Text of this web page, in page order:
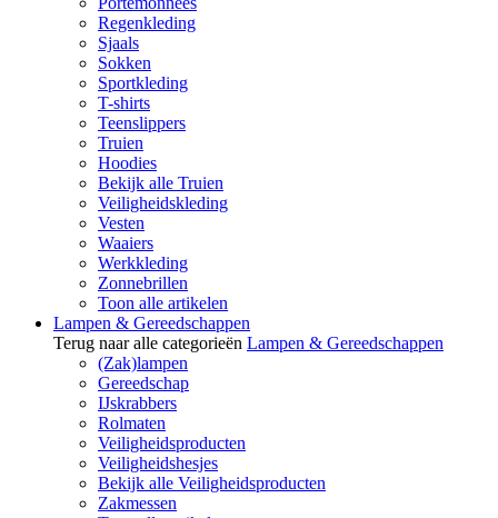
Regenkleding
Sjaals
Sokken
Sportkleding
T-shirts
Teenslippers
Truien
Hoodies
Bekijk alle Truien
Veiligheidskleding
Vesten
Waaiers
Werkkleding
Zonnebrillen
Toon alle artikelen
Lampen & Gereedschappen
Terug naar alle categorieën Lampen & Gereedschappen
(Zak)lampen
Gereedschap
IJskrabbers
Rolmaten
Veiligheidsproducten
Veiligheidshesjes
Bekijk alle Veiligheidsproducten
Zakmessen